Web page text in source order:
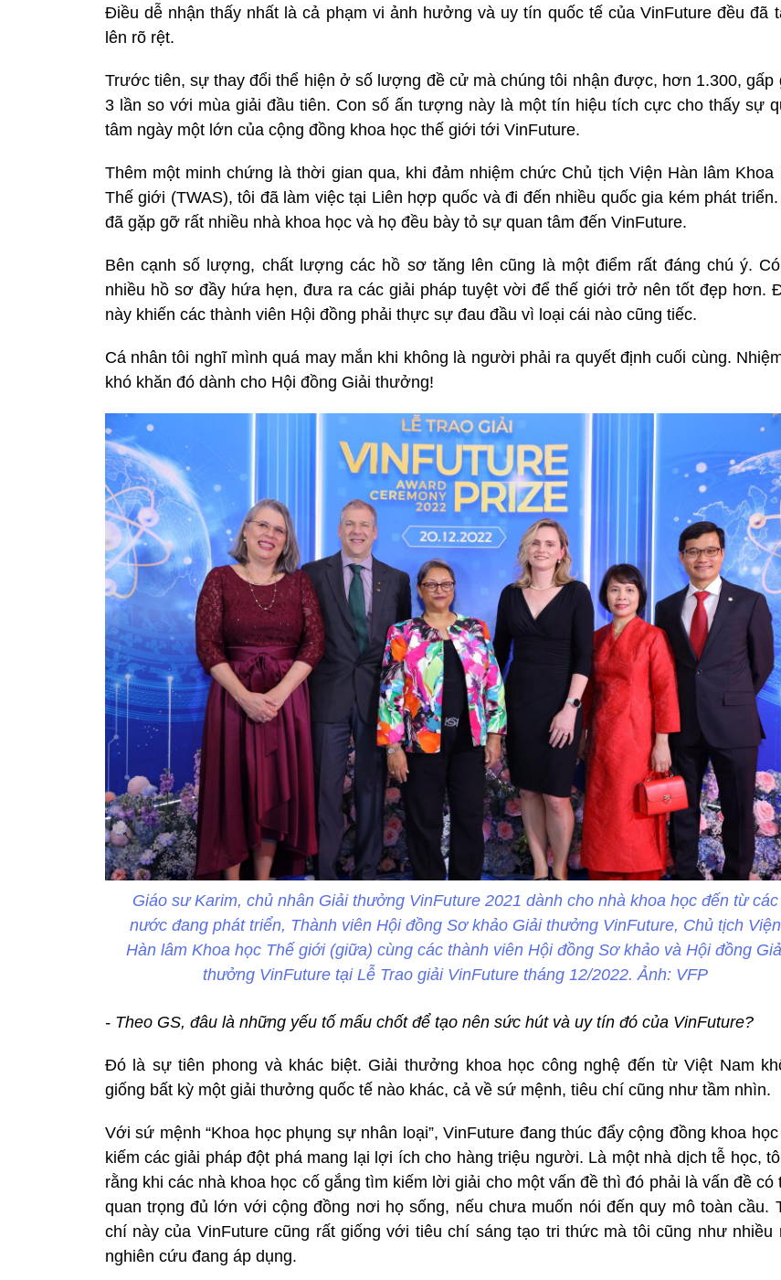
Điều dễ nhận thấy nhất là cả phạm vi ảnh hưởng và uy tín quốc tế của VinFuture đều đã
lên rõ rệt.
Trước tiên, sự thay đổi thể hiện ở số lượng đề cử mà chúng tôi nhận được, hơn 1.300, gấp
3 lần so với mùa giải đầu tiên. Con số ấn tượng này là một tín hiệu tích cực cho thấy sự
tâm ngày một lớn của cộng đồng khoa học thế giới tới VinFuture.
Thêm một minh chứng là thời gian qua, khi đảm nhiệm chức Chủ tịch Viện Hàn lâm Khoa
Thế giới (TWAS), tôi đã làm việc tại Liên hợp quốc và đi đến nhiều quốc gia kém phát triển.
đã gặp gỡ rất nhiều nhà khoa học và họ đều bày tỏ sự quan tâm đến VinFuture.
Bên cạnh số lượng, chất lượng các hồ sơ tăng lên cũng là một điểm rất đáng chú ý.
nhiều hồ sơ đầy hứa hẹn, đưa ra các giải pháp tuyệt vời để thế giới trở nên tốt đẹp hơn.
này khiến các thành viên Hội đồng phải thực sự đau đầu vì loại cái nào cũng tiếc.
Cá nhân tôi nghĩ mình quá may mắn khi không là người phải ra quyết định cuối cùng.
khó khăn đó dành cho Hội đồng Giải thưởng!
Giáo sư Karim, chủ nhân Giải thưởng VinFuture 2021 dành cho nhà khoa học đến từ các
nước đang phát triển, Thành viên Hội đồng Sơ khảo Giải thưởng VinFuture, Chủ tịch Viện
Hàn lâm Khoa học Thế giới (giữa) cùng các thành viên Hội đồng Sơ khảo và Hội đồng
thưởng VinFuture tại Lễ Trao giải VinFuture tháng 12/2022. Ảnh: VFP
- Theo GS, đâu là những yếu tố mấu chốt để tạo nên sức hút và uy tín đó của VinFuture?
Đó là sự tiên phong và khác biệt. Giải thưởng khoa học công nghệ đến từ Việt Nam
giống bất kỳ một giải thưởng quốc tế nào khác, cả về sứ mệnh, tiêu chí cũng như tầm nhìn.
Với sứ mệnh “Khoa học phụng sự nhân loại”, VinFuture đang thúc đẩy cộng đồng khoa
kiếm các giải pháp đột phá mang lại lợi ích cho hàng triệu người. Là một nhà dịch tễ học,
rằng khi các nhà khoa học cố gắng tìm kiếm lời giải cho một vấn đề thì đó phải là vấn đề có
quan trọng đủ lớn với cộng đồng nơi họ sống, nếu chưa muốn nói đến quy mô toàn cầu.
chí này của VinFuture cũng rất giống với tiêu chí sáng tạo tri thức mà tôi cũng như nhiều
nghiên cứu đang áp dụng.